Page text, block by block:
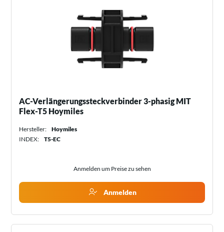
AC-Verlängerungssteckverbinder 3-phasig MIT
Flex-T5 Hoymiles
Hersteller:
Hoymiles
INDEX:
T5-EC
Anmelden um Preise zu sehen
Anmelden